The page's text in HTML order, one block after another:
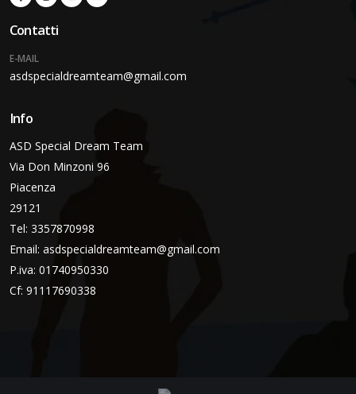
Contatti
E-MAIL
asdspecialdreamteam@gmail.com
Info
ASD Special Dream Team
Via Don Minzoni 96
Piacenza
29121
Tel: 3357870998
Email: asdspecialdreamteam@gmail.com
P.iva: 01740950330
Cf: 91117690338